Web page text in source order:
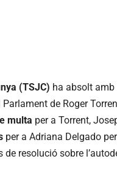
(TSJC) ha absolt
de Roger
multa per a Torrent,
per a Adriana Delgado
resolució sobre